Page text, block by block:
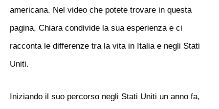
americana. Nel video che potete trovare in questa
pagina, Chiara condivide la sua esperienza e ci
racconta le differenze tra la vita in Italia e negli Stati
Uniti.
Iniziando il suo percorso negli Stati Uniti un anno fa,